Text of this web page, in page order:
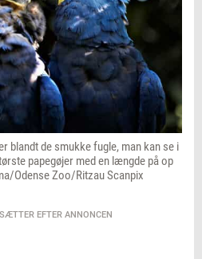
blandt de smukke fugle, man kan se i
papegøjer med en længde på op
Odense Zoo/Ritzau Scanpix
EFTER ANNONCEN